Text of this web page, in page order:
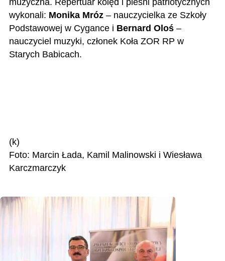
wykonali: Monika Mróz– nauczycielka ze Szkoły
Podstawowej w Cygance i Bernard Oloś–
nauczyciel muzyki, członek Koła ZOR RP w
Starych Babicach.
(k)
Foto: Marcin Łada, Kamil Malinowski i Wiesława
Karczmarczyk